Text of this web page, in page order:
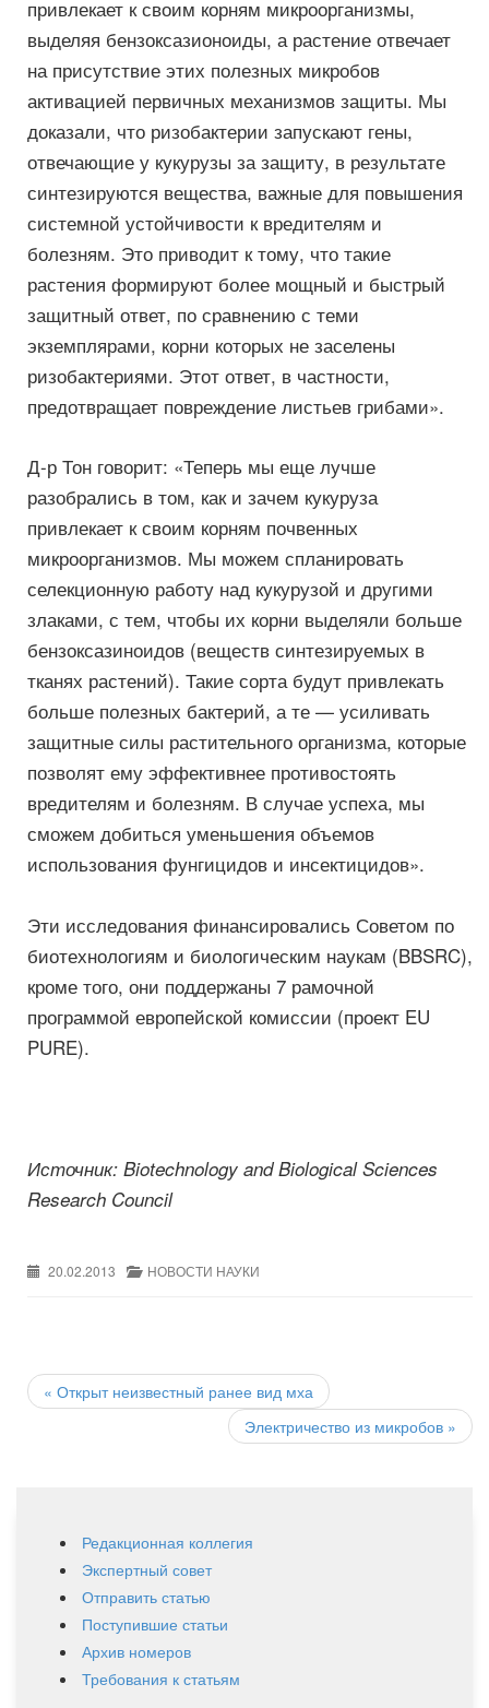
привлекает к своим корням микроорганизмы,
выделяя бензоксазионоиды, а растение отвечает
на присутствие этих полезных микробов
активацией первичных механизмов защиты. Мы
доказали, что ризобактерии запускают гены,
отвечающие у кукурузы за защиту, в результате
синтезируются вещества, важные для повышения
системной устойчивости к вредителям и
болезням. Это приводит к тому, что такие
растения формируют более мощный и быстрый
защитный ответ, по сравнению с теми
экземплярами, корни которых не заселены
ризобактериями. Этот ответ, в частности,
предотвращает повреждение листьев грибами».
Д-р Тон говорит: «Теперь мы еще лучше
разобрались в том, как и зачем кукуруза
привлекает к своим корням почвенных
микроорганизмов. Мы можем спланировать
селекционную работу над кукурузой и другими
злаками, с тем, чтобы их корни выделяли больше
бензоксазиноидов (веществ синтезируемых в
тканях растений). Такие сорта будут привлекать
больше полезных бактерий, а те — усиливать
защитные силы растительного организма, которые
позволят ему эффективнее противостоять
вредителям и болезням. В случае успеха, мы
сможем добиться уменьшения объемов
использования фунгицидов и инсектицидов».
Эти исследования финансировались Советом по
биотехнологиям и биологическим наукам (BBSRC),
кроме того, они поддержаны 7 рамочной
программой европейской комиссии (проект EU
PURE).
Источник: Biotechnology and Biological Sciences
Research Council
20.02.2013 НОВОСТИ НАУКИ
Post
navigation
« Открыт неизвестный ранее вид мха
Электричество из микробов »
Редакционная коллегия
Экспертный совет
Отправить статью
Поступившие статьи
Архив номеров
Требования к статьям